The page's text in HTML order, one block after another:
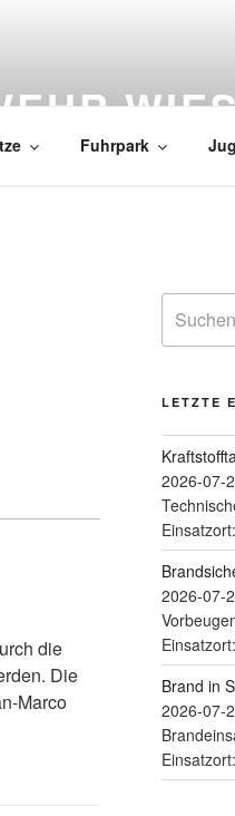
Fuhrpark
die
Die
Marco
LETZTE
2026-07-
2026-07-
Brand in
2026-07-